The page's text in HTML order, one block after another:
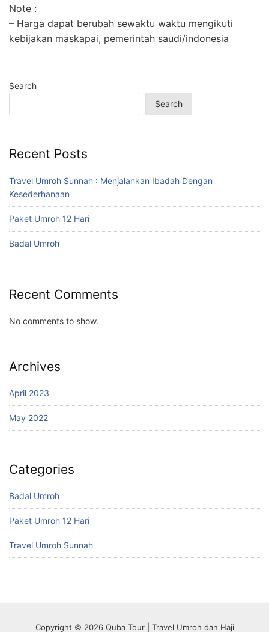
Note :
– Harga dapat berubah sewaktu waktu mengikuti
kebijakan maskapai, pemerintah saudi/indonesia
Search
Search
Recent Posts
Travel Umroh Sunnah : Menjalankan Ibadah Dengan
Kesederhanaan
Paket Umroh 12 Hari
Badal Umroh
Recent Comments
No comments to show.
Archives
April 2023
May 2022
Categories
Badal Umroh
Paket Umroh 12 Hari
Travel Umroh Sunnah
Copyright © 2026 Quba Tour | Travel Umroh dan Haji